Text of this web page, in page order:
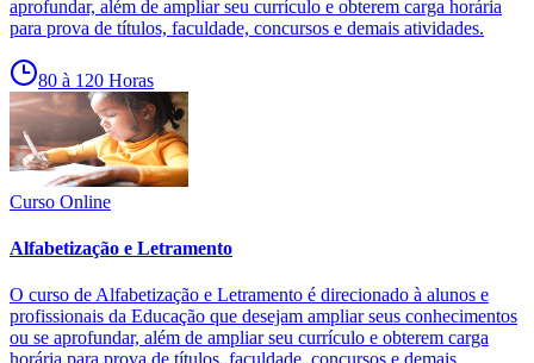
aprofundar, além de ampliar seu currículo e obterem carga horária
para prova de títulos, faculdade, concursos e demais atividades.
80 à 120 Horas
Curso Online
Alfabetização e Letramento
O curso de Alfabetização e Letramento é direcionado à alunos e
profissionais da Educação que desejam ampliar seus conhecimentos
ou se aprofundar, além de ampliar seu currículo e obterem carga
horária para prova de títulos, faculdade, concursos e demais